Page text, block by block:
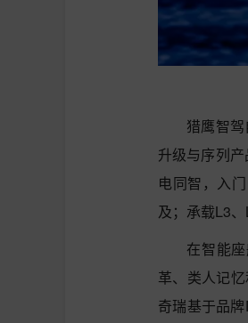
猎鹰智
升级与序列
电同智，入
及；承载L3
在智能
革、类人记
奇瑞基于品